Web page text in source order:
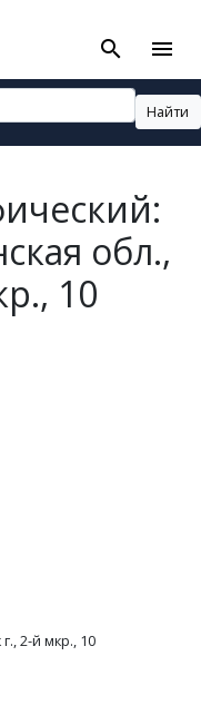
search menu
Найти
обл.,
10
2-й мкр., 10